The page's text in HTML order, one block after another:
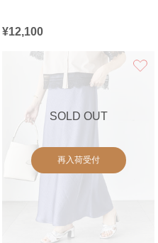
¥12,100
お気に入り
SOLD OUT
再入荷受付